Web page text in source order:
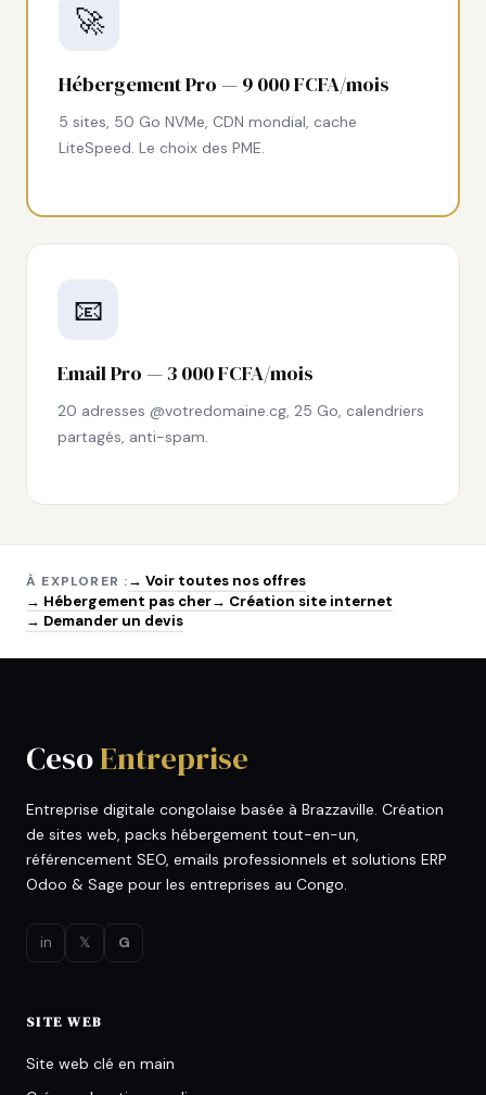
🚀
Hébergement Pro — 9 000 FCFA/mois
5 sites, 50 Go NVMe, CDN mondial, cache
LiteSpeed. Le choix des PME.
📧
Email Pro — 3 000 FCFA/mois
20 adresses @votredomaine.cg, 25 Go, calendriers
partagés, anti-spam.
À EXPLORER :→ Voir toutes nos offres
→ Hébergement pas cher→ Création site internet
→ Demander un devis
CesoEntreprise
Entreprise digitale congolaise basée à Brazzaville. Création
de sites web, packs hébergement tout-en-un,
référencement SEO, emails professionnels et solutions ERP
Odoo & Sage pour les entreprises au Congo.
in 𝕏 G
SITE WEB
Site web clé en main